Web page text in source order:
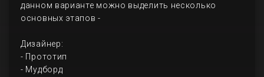
данном варианте можно выделить несколько
основных этапов -
Дизайнер:
- Прототип
- Мудборд